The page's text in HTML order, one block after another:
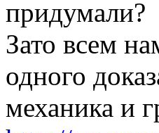
придумали?
Зато всем
одного
механика и